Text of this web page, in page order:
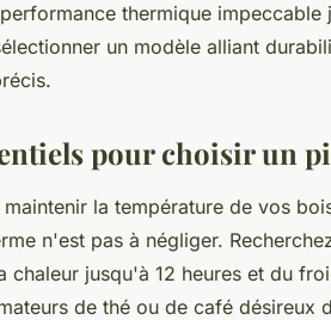
thermique
un modèle alliant
pour choisir un
la température de vos
n'est pas à négliger.
chaleur jusqu'à 12 heures et du
de thé ou de café désireux